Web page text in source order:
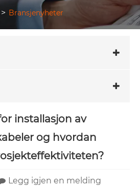
Bransjenyheter
installasjon av
og hvordan
Legg igjen en melding